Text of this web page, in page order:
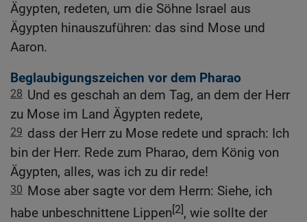
Ägypten, redeten, um die Söhne Israel aus
Ägypten hinauszuführen: das sind Mose und
Aaron.
Beglaubigungszeichen vor dem Pharao
28 Und es geschah an dem Tag, an dem der Herr
zu Mose im Land Ägypten redete,
29 dass der Herr zu Mose redete und sprach: Ich
bin der Herr. Rede zum Pharao, dem König von
Ägypten, alles, was ich zu dir rede!
30 Mose aber sagte vor dem Herrn: Siehe, ich
habe unbeschnittene Lippen[2], wie sollte der